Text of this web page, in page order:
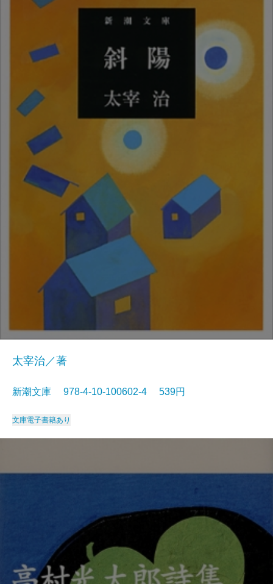
太宰治／著
新潮文庫 978-4-10-100602-4 539円
文庫電子書籍あり